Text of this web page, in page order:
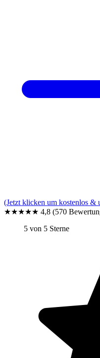
(Jetzt klicken um kostenlos &
★★★★★ 4,8 (570
5 von 5 Sterne